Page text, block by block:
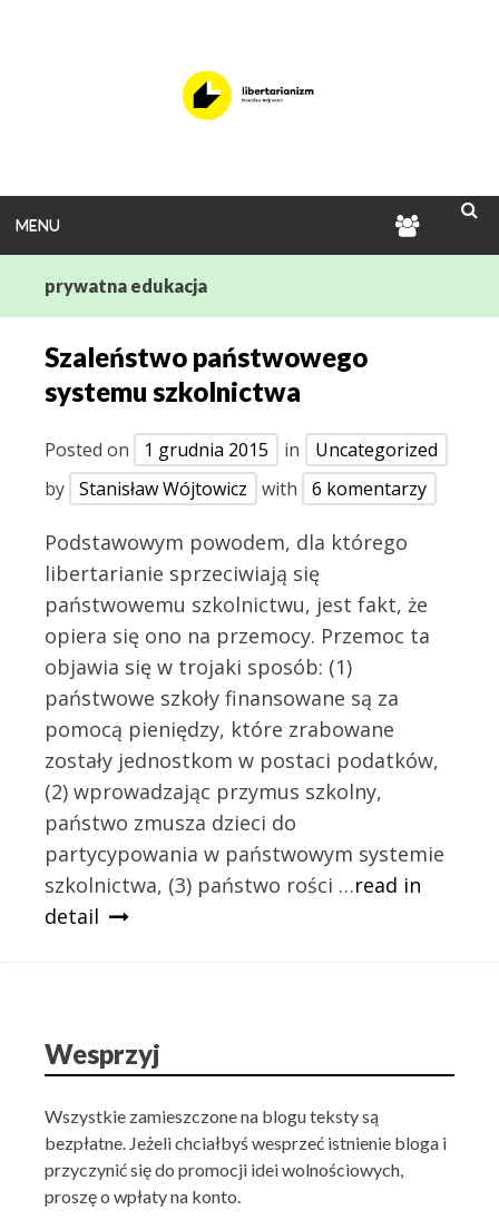
MENU
prywatna edukacja
Szaleństwo państwowego
systemu szkolnictwa
Posted on 1 grudnia 2015 in
Uncategorized
by Stanisław Wójtowicz with 6 komentarzy
Podstawowym powodem, dla którego
libertarianie sprzeciwiają się
państwowemu szkolnictwu, jest fakt, że
opiera się ono na przemocy. Przemoc ta
objawia się w trojaki sposób: (1)
państwowe szkoły finansowane są za
pomocą pieniędzy, które zrabowane
zostały jednostkom w postaci podatków,
(2) wprowadzając przymus szkolny,
państwo zmusza dzieci do
partycypowania w państwowym systemie
szkolnictwa, (3) państwo rości …read in
detail
Wesprzyj
Wszystkie zamieszczone na blogu teksty są
bezpłatne. Jeżeli chciałbyś wesprzeć istnienie bloga i
przyczynić się do promocji idei wolnościowych,
proszę o wpłaty na konto.